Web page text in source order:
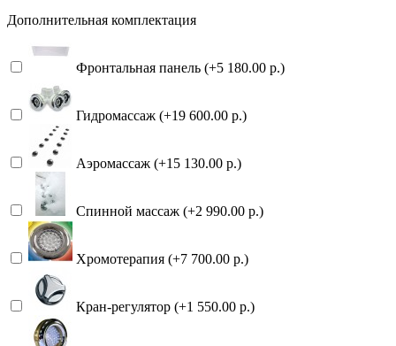
Дополнительная комплектация
Фронтальная панель (+5 180.00 р.)
Гидромассаж (+19 600.00 р.)
Аэромассаж (+15 130.00 р.)
Спинной массаж (+2 990.00 р.)
Хромотерапия (+7 700.00 р.)
Кран-регулятор (+1 550.00 р.)